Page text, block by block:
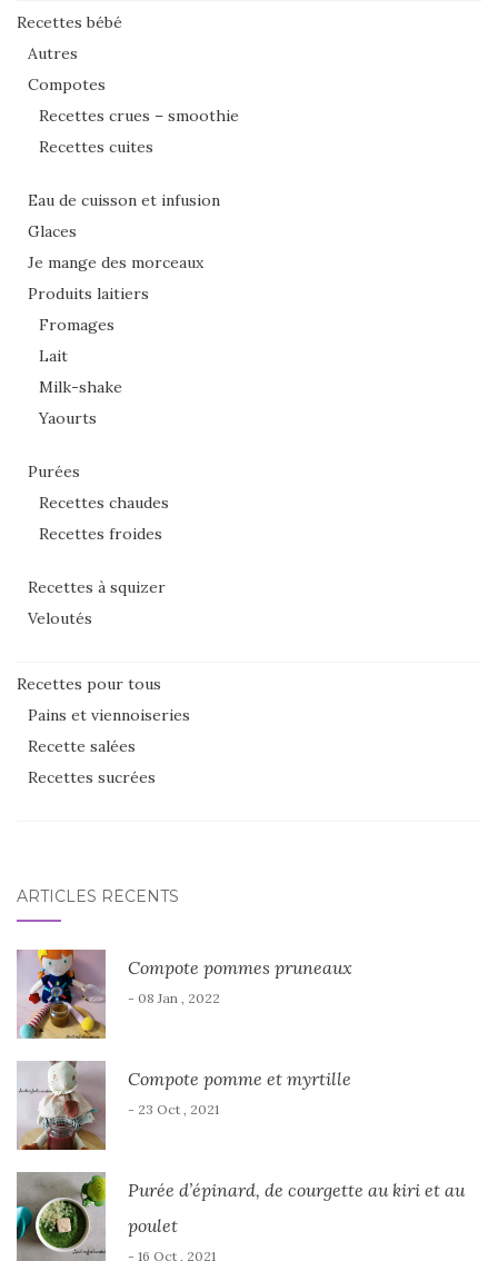
Recettes bébé
Autres
Compotes
Recettes crues – smoothie
Recettes cuites
Eau de cuisson et infusion
Glaces
Je mange des morceaux
Produits laitiers
Fromages
Lait
Milk-shake
Yaourts
Purées
Recettes chaudes
Recettes froides
Recettes à squizer
Veloutés
Recettes pour tous
Pains et viennoiseries
Recette salées
Recettes sucrées
ARTICLES RÉCENTS
Compote pommes pruneaux
- 08 Jan , 2022
Compote pomme et myrtille
- 23 Oct , 2021
Purée d’épinard, de courgette au kiri et au
poulet
- 16 Oct , 2021